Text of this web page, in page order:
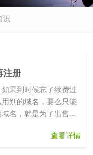
识
注册
果到时候忘了续费过
别的域名，要么只能
名，就是为了出售赚
查看详情